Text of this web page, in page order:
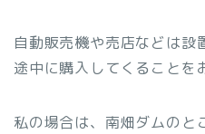
自動販売機や売店などは設
途中に購入してくることを
私の場合は、南畑ダムのと